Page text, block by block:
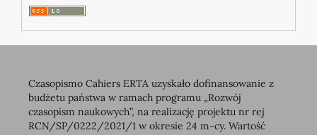
Czasopismo Cahiers ERTA uzyskało dofinansowanie z
budżetu państwa w ramach programu „Rozwój
czasopism naukowych”, na realizację projektu nr rej
RCN/SP/0222/2021/1 w okresie 24 m-cy. Wartość